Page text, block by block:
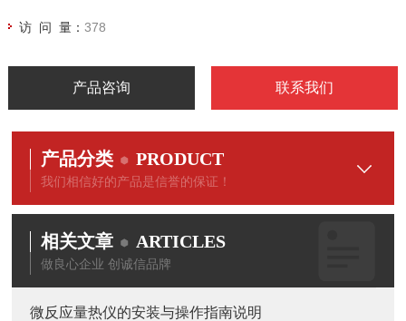
访 问 量： 378
产品咨询 联系我们
产品分类 PRODUCT
我们相信好的产品是信誉的保证！
相关文章 ARTICLES
做良心企业 创诚信品牌
微反应量热仪的安装与操作指南说明